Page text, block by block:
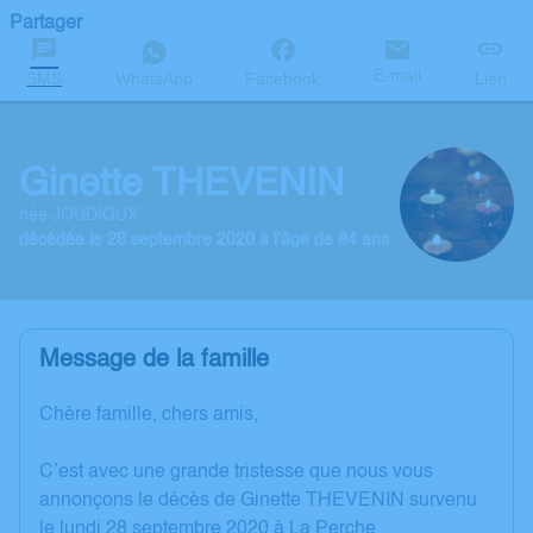
Partager
SMS WhatsApp Facebook E-mail Lien
Ginette THEVENIN
née JOUDIOUX
décédée le 28 septembre 2020 à l'âge de 84 ans
Message de la famille
Chère famille, chers amis,
C’est avec une grande tristesse que nous vous
annonçons le décès de Ginette THEVENIN survenu